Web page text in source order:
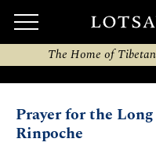
The Home of
Prayer for the
Rinpoche